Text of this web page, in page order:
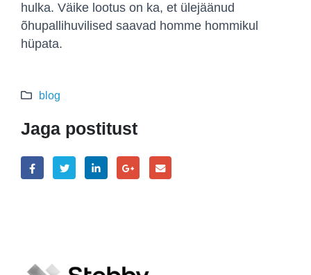
hulka. Väike lootus on ka, et ülejäänud
õhupallihuvilised saavad homme hommikul
hüpata.
blog
Jaga postitust